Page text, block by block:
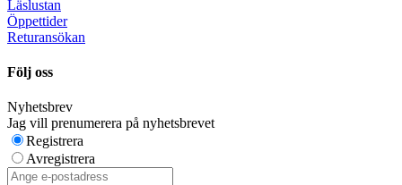
Läslustan
Öppettider
Returansökan
Följ oss
Nyhetsbrev
Jag vill prenumerera på nyhetsbrevet
Registrera
Avregistrera